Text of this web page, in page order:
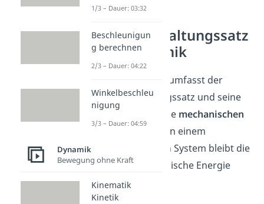
Energieerhaltungssatz
der Mechanik
In der Mechanik umfasst der
Energieerhaltungssatz und seine
Formel speziell die mechanischen
Energieformen
. In einem
abgeschlossenen System bleibt die
gesamte mechanische Energie
erhalten:
1/3 – Dauer: 03:32
Beschleunigun
g berechnen
2/3 – Dauer: 04:22
Winkelbeschleu
nigung
3/3 – Dauer: 04:59
Dynamik
Bewegung ohne Kraft
Kinematik
Kinetik